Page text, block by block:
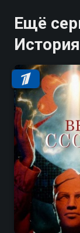
Ещё
История